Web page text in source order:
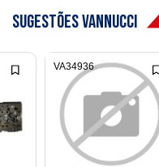
Sugestões Vannucci
VA34936